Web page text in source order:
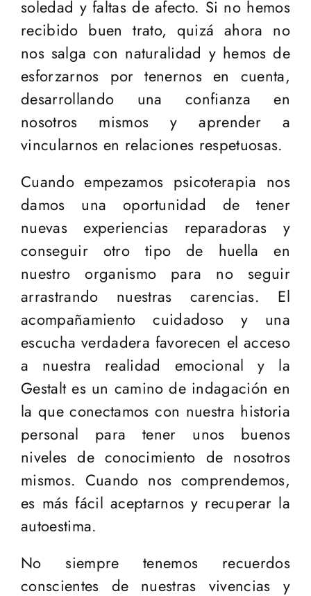
soledad y faltas de afecto. Si no hemos
recibido buen trato, quizá ahora no
nos salga con naturalidad y hemos de
esforzarnos por tenernos en cuenta,
desarrollando una confianza en
nosotros mismos y aprender a
vincularnos en relaciones respetuosas.
Cuando empezamos psicoterapia nos
damos una oportunidad de tener
nuevas experiencias reparadoras y
conseguir otro tipo de huella en
nuestro organismo para no seguir
arrastrando nuestras carencias. El
acompañamiento cuidadoso y una
escucha verdadera favorecen el acceso
a nuestra realidad emocional y la
Gestalt es un camino de indagación en
la que conectamos con nuestra historia
personal para tener unos buenos
niveles de conocimiento de nosotros
mismos. Cuando nos comprendemos,
es más fácil aceptarnos y recuperar la
autoestima.
No siempre tenemos recuerdos
conscientes de nuestras vivencias y